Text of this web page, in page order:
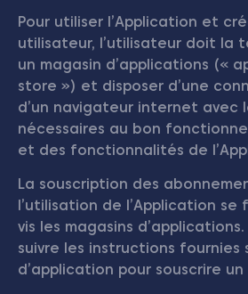
Pour utiliser l’Application et
utilisateur, l’utilisateur doit la
un magasin d’applications («
store ») et disposer d’une
d’un navigateur internet avec
nécessaires au bon
et des fonctionnalités de
La souscription des
l’utilisation de l’Application se
vis les magasins
suivre les instructions fournies
d’application pour souscrire